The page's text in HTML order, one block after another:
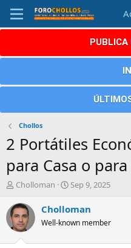
Chollos
2 Portátiles
para Casa o
A
t
o
r
Cholloman
F
c
a
Sep 9, 2025
Cholloman
Well-known member